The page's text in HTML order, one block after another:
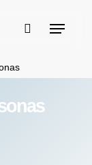
buscar
Menu